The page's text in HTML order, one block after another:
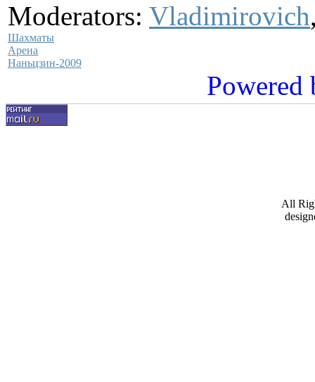
Moderators: Vladimirovich
Шахматы
Арена
Наньцзин-2009
Powered
All